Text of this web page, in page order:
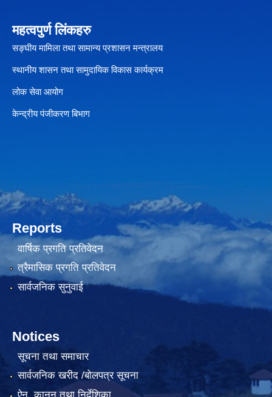
महत्वपुर्ण लिंकहरु
सङ्घीय मामिला तथा सामान्य प्रशासन मन्त्रालय
स्थानीय शासन तथा सामुदायिक विकास कार्यक्रम
लोक सेवा आयोग
केन्द्रीय पंजीकरण बिभाग
Reports
वार्षिक प्रगति प्रतिवेदन
त्रैमासिक प्रगति प्रतिवेदन
सार्वजनिक सुनुवाई
Notices
सूचना तथा समाचार
सार्वजनिक खरीद /बोलपत्र सूचना